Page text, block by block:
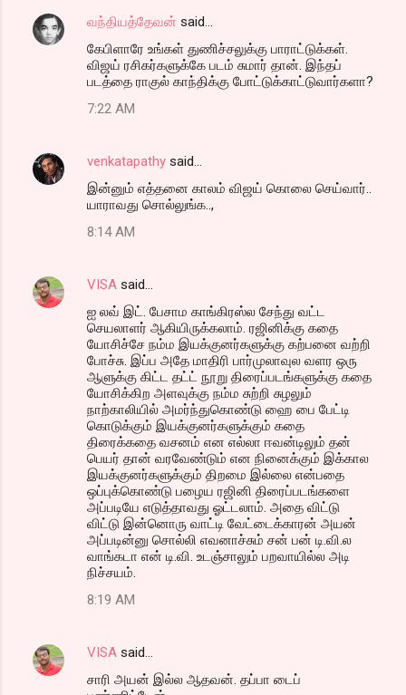
வந்தியத்தேவன் said…
கேபிளாரே உங்கள் துணிச்சலுக்கு பாராட்டுக்கள்.
விஜய் ரசிகர்களுக்கே படம் சுமார் தான். இந்தப்
படத்தை ராகுல் காந்திக்கு போட்டுக்காட்டுவார்களா?
7:22 AM
venkatapathy said…
இன்னும் எத்தனை காலம் விஜய் கொலை செய்வார்..
யாராவது சொல்லுங்க..,
8:14 AM
VISA said…
ஐ லவ் இட். பேசாம காங்கிரஸ்ல சேந்து வட்ட
செயலாளர் ஆகியிருக்கலாம். ரஜினிக்கு கதை
யோசிச்சே நம்ம இயக்குனர்களுக்கு கற்பனை வற்றி
போச்சு. இப்ப அதே மாதிரி பார்முலாவுல வளர ஒரு
ஆளுக்கு கிட்ட தட்ட் நூறு திரைப்படங்களுக்கு கதை
யோசிக்கிற அளவுக்கு நம்ம சுற்றி சுழலும்
நாற்காலியில் அமர்ந்துகொண்டு ஹை பை பேட்டி
கொடுக்கும் இயக்குனர்களுக்கும் கதை
திரைக்கதை வசனம் என எல்லா ஈவன்டிலும் தன்
பெயர் தான் வரவேண்டும் என நினைக்கும் இக்கால
இயக்குனர்களுக்கும் திறமை இல்லை என்பதை
ஒப்புக்கொண்டு பழைய ரஜினி திரைப்படங்களை
அப்படியே எடுத்தாவது ஓட்டலாம். அதை விட்டு
விட்டு இன்னொரு வாட்டி வேட்டைக்காரன் அயன்
அப்படின்னு சொல்லி எவனாச்சும் சன் பன் டி.வி.ல
வாங்கடா என் டி.வி. உடஞ்சாலும் பறவாயில்ல அடி
நிச்சயம்.
8:19 AM
VISA said…
சாரி அயன் இல்ல ஆதவன். தப்பா டைப்